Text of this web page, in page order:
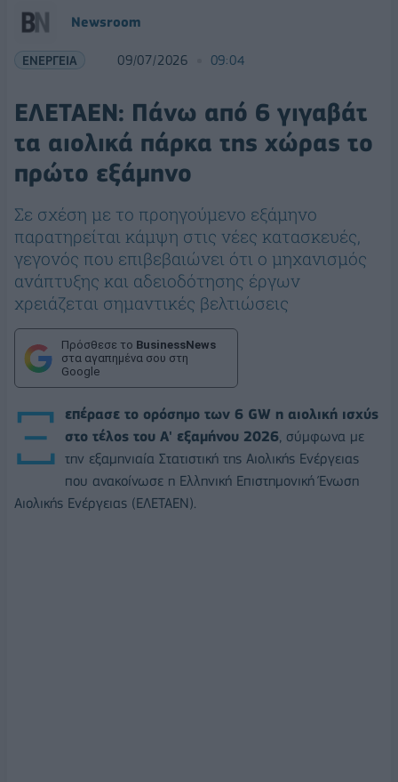
Νewsroom
ΕΝΕΡΓΕΙΑ 09/07/2026 09:04
ΕΛΕΤΑΕΝ: Πάνω από 6 γιγαβάτ
τα αιολικά πάρκα της χώρας το
πρώτο εξάμηνο
Σε σχέση με το προηγούμενο εξάμηνο
παρατηρείται κάμψη στις νέες κατασκευές,
γεγονός που επιβεβαιώνει ότι ο μηχανισμός
ανάπτυξης και αδειοδότησης έργων
χρειάζεται σημαντικές βελτιώσεις
Πρόσθεσε το BusinessNews
στα αγαπημένα σου στη
Google
Ξ
επέρασε το ορόσημο των 6 GW η αιολική ισχύς
στο τέλος του Α' εξαμήνου 2026, σύμφωνα με
την εξαμηνιαία Στατιστική της Αιολικής Ενέργειας
που ανακοίνωσε η Ελληνική Επιστημονική Ένωση
Αιολικής Ενέργειας (ΕΛΕΤΑΕΝ).